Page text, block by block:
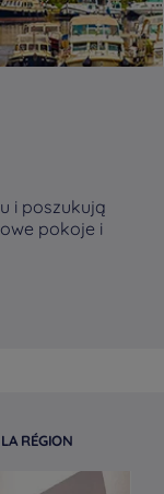
i poszukują
pokoje i
RÉGION